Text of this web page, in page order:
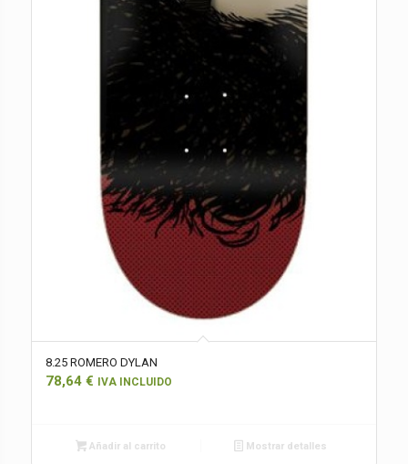
8.25 ROMERO DYLAN
78,64 € IVA INCLUIDO
Añadir al carrito Mostrar detalles